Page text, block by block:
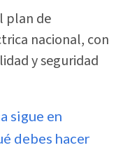
plan de
nacional, con
y seguridad
sigue en
debes hacer